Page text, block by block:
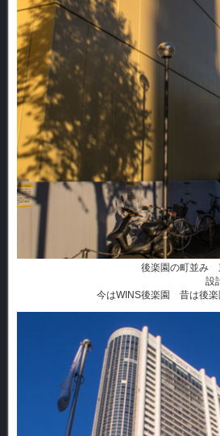
後楽園の町並み
設
今はWINS後楽園 昔は後楽